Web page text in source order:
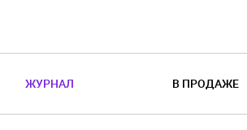
ЖУРНАЛ В ПРОДАЖЕ